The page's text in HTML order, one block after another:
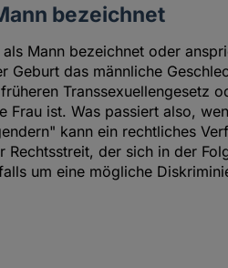
bezeichnet
Mann bezeichnet oder
Geburt das männliche
Transsexuellengesetz
Frau ist. Was passiert also,
kann ein rechtliches
der sich in der
um eine mögliche